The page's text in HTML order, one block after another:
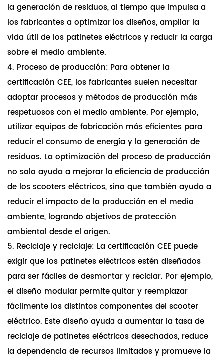
la generación de residuos, al tiempo que impulsa a
los fabricantes a optimizar los diseños, ampliar la
vida útil de los patinetes eléctricos y reducir la carga
sobre el medio ambiente.
4. Proceso de producción: Para obtener la
certificación CEE, los fabricantes suelen necesitar
adoptar procesos y métodos de producción más
respetuosos con el medio ambiente. Por ejemplo,
utilizar equipos de fabricación más eficientes para
reducir el consumo de energía y la generación de
residuos. La optimización del proceso de producción
no solo ayuda a mejorar la eficiencia de producción
de los scooters eléctricos, sino que también ayuda a
reducir el impacto de la producción en el medio
ambiente, logrando objetivos de protección
ambiental desde el origen.
5. Reciclaje y reciclaje: La certificación CEE puede
exigir que los patinetes eléctricos estén diseñados
para ser fáciles de desmontar y reciclar. Por ejemplo,
el diseño modular permite quitar y reemplazar
fácilmente los distintos componentes del scooter
eléctrico. Este diseño ayuda a aumentar la tasa de
reciclaje de patinetes eléctricos desechados, reduce
la dependencia de recursos limitados y promueve la